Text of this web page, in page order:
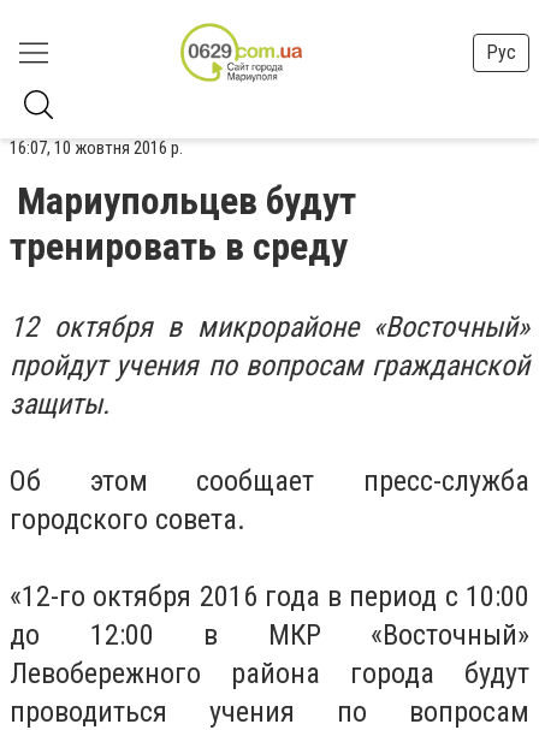
Рус
16:07, 10 жовтня 2016 р.
Мариупольцев будут
тренировать в среду
12 октября в микрорайоне «Восточный»
пройдут учения по вопросам гражданской
защиты.
Об этом сообщает пресс-служба
городского совета.
«12-го октября 2016 года в период с 10:00
до 12:00 в МКР «Восточный»
Левобережного района города будут
проводиться учения по вопросам